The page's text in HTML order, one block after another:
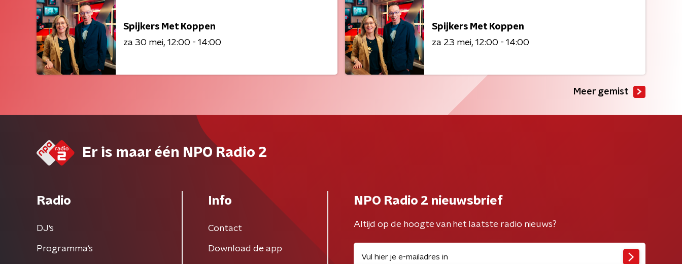
Spijkers Met Koppen
za 30 mei 12:00 - 14:00
Spijkers Met Koppen
za 23 mei 12:00 - 14:00
Meer gemist
Er is maar één NPO Radio 2
Radio
DJ’s
Programma's
Info
Contact
Download de app
NPO Radio 2 nieuwsbrief
Altijd op de hoogte van het laatste radio nieuws?